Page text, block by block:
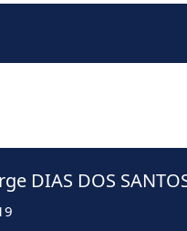
DIAS DOS